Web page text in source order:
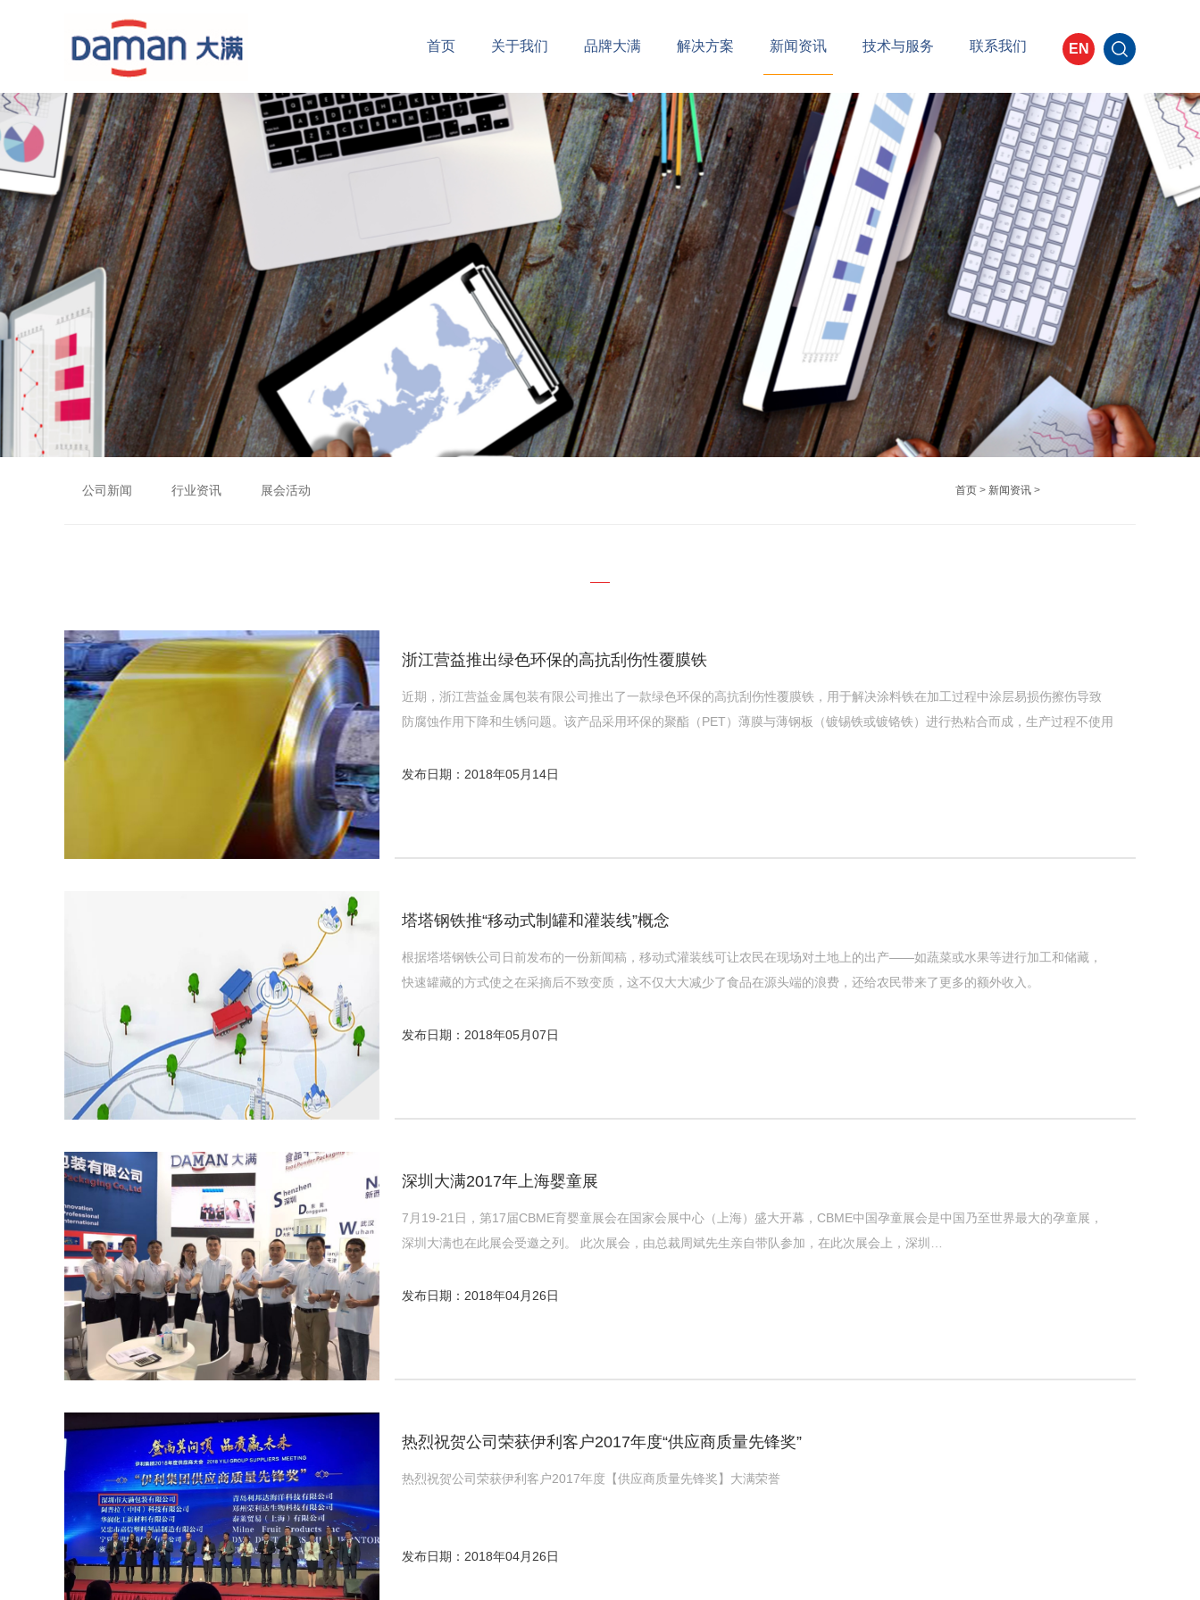
EN
首页 关于我们
公司简介
资质荣誉
发展历程
产业基地
营销网络
品牌大满
企业文化
宣传视频
合作伙伴
解决方案
创意设计
产品中心
智能包装
新闻资讯
公司新闻
行业资讯
展会活动
技术与服务
企业优势
产品规格
技术研发
质量中心
合作流程
常见问题
联系我们
公司新闻 行业资讯 展会活动 首页> 新闻资讯>
浙江营益推出绿色环保的高抗刮伤性覆膜铁
近期，浙江营益金属包装有限公司推出了一款绿色环保的高抗刮伤性覆膜铁，用于解决涂料铁在加工过程中涂层易损伤擦伤导致
防腐蚀作用下降和生锈问题。该产品采用环保的聚酯（PET）薄膜与薄钢板（镀锡铁或镀铬铁）进行热粘合而成，生产过程不使用
发布日期：2018年05月14日
塔塔钢铁推“移动式制罐和灌装线”概念
根据塔塔钢铁公司日前发布的一份新闻稿，移动式灌装线可让农民在现场对土地上的出产——如蔬菜或水果等进行加工和储藏，
快速罐藏的方式使之在采摘后不致变质，这不仅大大减少了食品在源头端的浪费，还给农民带来了更多的额外收入。
发布日期：2018年05月07日
深圳大满2017年上海婴童展
7月19-21日，第17届CBME育婴童展会在国家会展中心（上海）盛大开幕，CBME中国孕童展会是中国乃至世界最大的孕童展，
深圳大满也在此展会受邀之列。 此次展会，由总裁周斌先生亲自带队参加，在此次展会上，深圳…
发布日期：2018年04月26日
热烈祝贺公司荣获伊利客户2017年度“供应商质量先锋奖”
热烈祝贺公司荣获伊利客户2017年度【供应商质量先锋奖】大满荣誉
发布日期：2018年04月26日